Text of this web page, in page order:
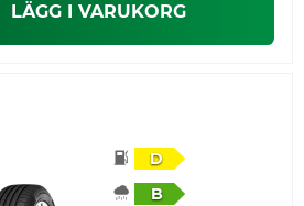
LÄGG I VARUKORG
D
B